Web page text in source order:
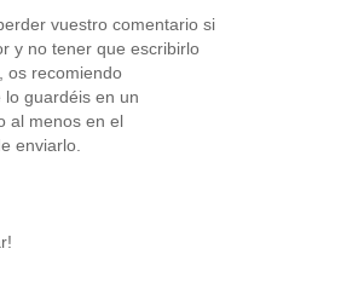
vuestro comentario si
y no tener que escribirlo
os recomiendo
guardéis en un
al menos en el
enviarlo.